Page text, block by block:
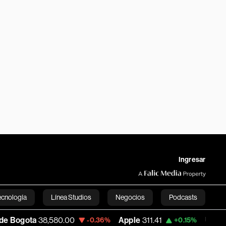
Ingresar
Línea Studios Negocios Podcasts
English-0.36% Apple 311.41 +0.15% USD COP 3,156.36